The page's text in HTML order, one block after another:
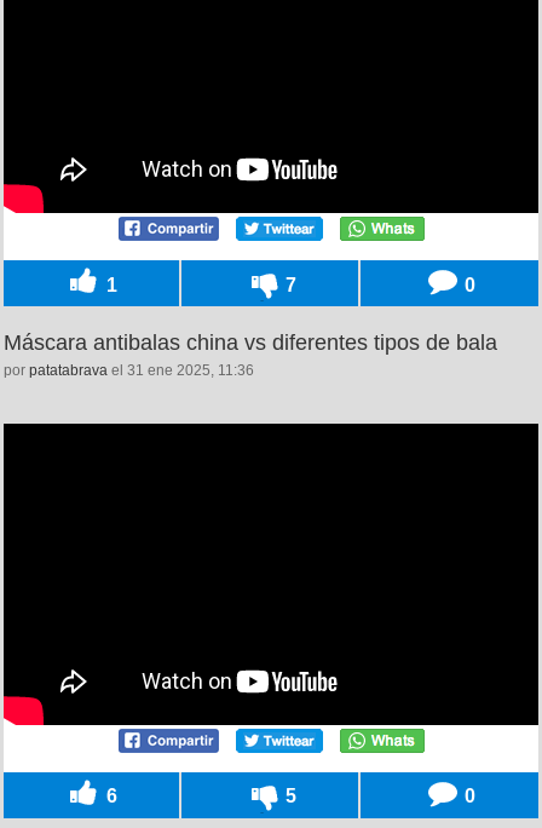
1 7 0
Máscara antibalas china vs diferentes tipos de bala
por patatabrava el 31 ene 2025, 11:36
6 5 0